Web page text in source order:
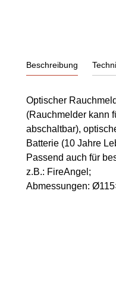
Beschreibung
Optischer
(Rauchmelder kann
abschaltbar),
Batterie (10 Jahre
Passend auch für
z.B.: FireAngel;
Abmessungen: